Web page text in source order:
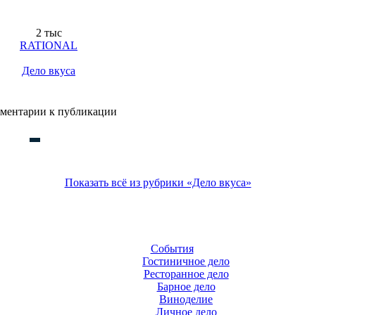
2 тыс
RATIONAL
Дело вкуса
к публикации
Показать всё из рубрики «Дело вкуса»
События
Гостиничное дело
Ресторанное дело
Барное дело
Виноделие
Личное дело